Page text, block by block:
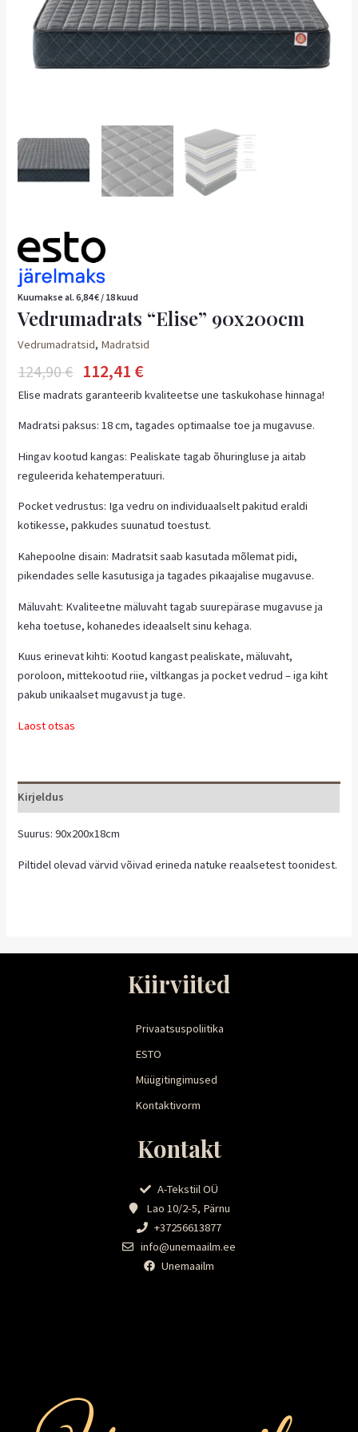
Kuumakse al.6,84€ / 18 kuud
Vedrumadrats “Elise” 90x200cm
Vedrumadratsid, Madratsid
124,90€ 112,41 €
Elise madrats garanteerib kvaliteetse une taskukohase hinnaga!
Madratsi paksus: 18 cm, tagades optimaalse toe ja mugavuse.
Hingav kootud kangas: Pealiskate tagab õhuringluse ja aitab
reguleerida kehatemperatuuri.
Pocket vedrustus: Iga vedru on individuaalselt pakitud eraldi
kotikesse, pakkudes suunatud toestust.
Kahepoolne disain: Madratsit saab kasutada mõlemat pidi,
pikendades selle kasutusiga ja tagades pikaajalise mugavuse.
Mäluvaht: Kvaliteetne mäluvaht tagab suurepärase mugavuse ja
keha toetuse, kohanedes ideaalselt sinu kehaga.
Kuus erinevat kihti: Kootud kangast pealiskate, mäluvaht,
poroloon, mittekootud riie, viltkangas ja pocket vedrud – iga kiht
pakub unikaalset mugavust ja tuge.
Laost otsas
Kirjeldus
Suurus: 90x200x18cm
Piltidel olevad värvid võivad erineda natuke reaalsetest toonidest.
Kiirviited
Privaatsuspoliitika
ESTO
Müügitingimused
Kontaktivorm
Kontakt
A-Tekstiil OÜ
Lao 10/2-5, Pärnu
+37256613877
info@unemaailm.ee
Unemaailm